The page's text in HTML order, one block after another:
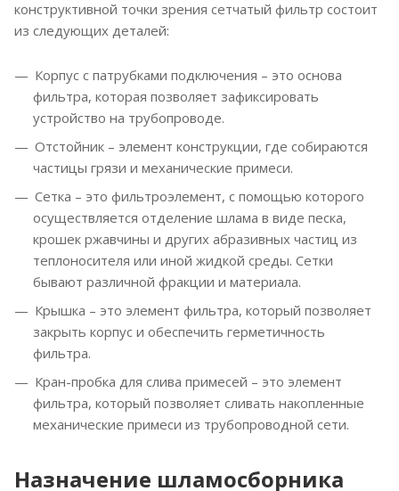
конструктивной точки зрения сетчатый фильтр состоит
из следующих деталей:
Корпус с патрубками подключения – это основа
фильтра, которая позволяет зафиксировать
устройство на трубопроводе.
Отстойник – элемент конструкции, где собираются
частицы грязи и механические примеси.
Сетка – это фильтроэлемент, с помощью которого
осуществляется отделение шлама в виде песка,
крошек ржавчины и других абразивных частиц из
теплоносителя или иной жидкой среды. Сетки
бывают различной фракции и материала.
Крышка – это элемент фильтра, который позволяет
закрыть корпус и обеспечить герметичность
фильтра.
Кран-пробка для слива примесей – это элемент
фильтра, который позволяет сливать накопленные
механические примеси из трубопроводной сети.
Назначение шламосборника